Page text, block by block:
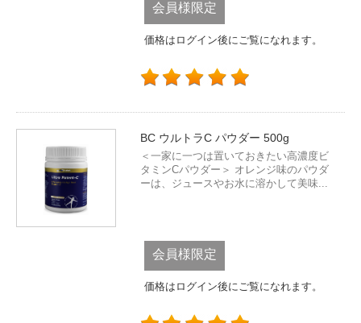
会員様限定
価格はログイン後にご覧になれます。
BC ウルトラC パウダー 500g
＜一家に一つは置いておきたい高濃度ビ
タミンCパウダー＞ オレンジ味のパウダ
ーは、ジュースやお水に溶かして美味...
会員様限定
価格はログイン後にご覧になれます。